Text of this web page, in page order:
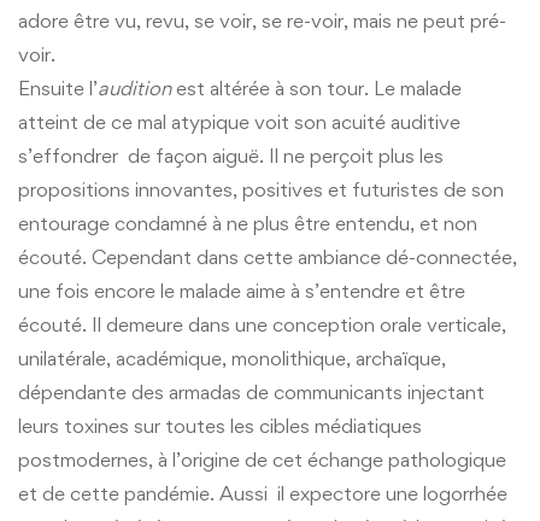
adore être vu, revu, se voir, se re-voir, mais ne peut pré-
voir.
Ensuite l’auditionest altérée à son tour. Le malade
atteint de ce mal atypique voit son acuité auditive
s’effondrer de façon aiguë. Il ne perçoit plus les
propositions innovantes, positives et futuristes de son
entourage condamné à ne plus être entendu, et non
écouté. Cependant dans cette ambiance dé-connectée,
une fois encore le malade aime à s’entendre et être
écouté. Il demeure dans une conception orale verticale,
unilatérale, académique, monolithique, archaïque,
dépendante des armadas de communicants injectant
leurs toxines sur toutes les cibles médiatiques
postmodernes, à l’origine de cet échange pathologique
et de cette pandémie. Aussi il expectore une logorrhée